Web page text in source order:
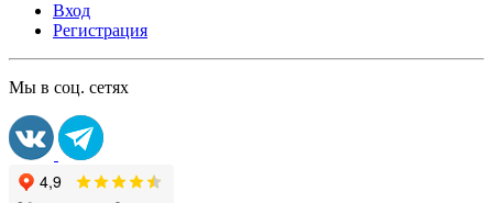
Вход
Регистрация
Мы в соц. сетях